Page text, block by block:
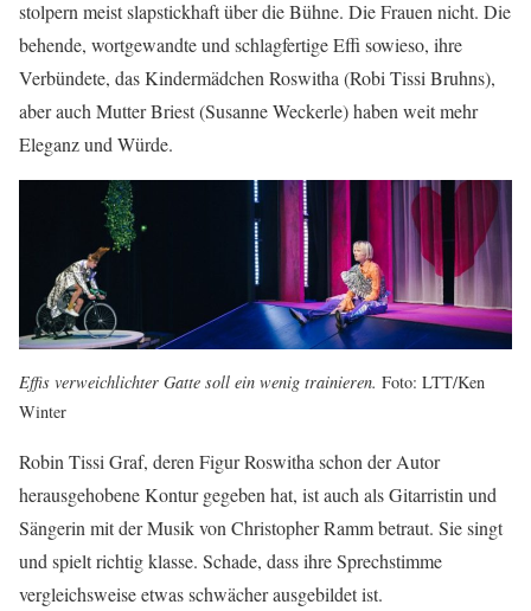
stolpern meist slapstickhaft über die Bühne. Die Frauen nicht. Die
behende, wortgewandte und schlagfertige Effi sowieso, ihre
Verbündete, das Kindermädchen Roswitha (Robi Tissi Bruhns),
aber auch Mutter Briest (Susanne Weckerle) haben weit mehr
Eleganz und Würde.
Effis verweichlichter Gatte soll ein wenig trainieren. Foto: LTT/Ken
Winter
Robin Tissi Graf, deren Figur Roswitha schon der Autor
herausgehobene Kontur gegeben hat, ist auch als Gitarristin und
Sängerin mit der Musik von Christopher Ramm betraut. Sie singt
und spielt richtig klasse. Schade, dass ihre Sprechstimme
vergleichsweise etwas schwächer ausgebildet ist.